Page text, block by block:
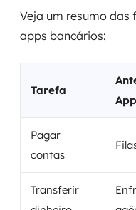
Veja um resumo das
apps bancários:
Tarefa
Pagar
contas
Transferir